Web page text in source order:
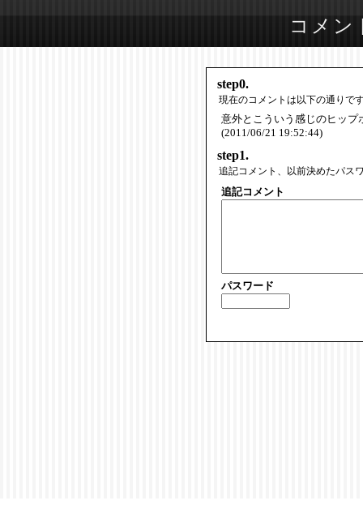
コメン
step0.
現在のコメントは以下の通りで
意外とこういう感じのヒッ
(2011/06/21 19:52:44)
step1.
追記コメント、以前決めたパス
追記コメント
パスワード